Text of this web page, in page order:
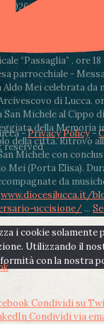
ore 11:30 - Lucca,
Aldo Mei - Viale
murales
Mei curato dal
“Passaglia” . ore
parrocchiale -
Aldo Mei celebrata da
di Lucca.
San Michele al Cippo
della Memoria
della città. Ritrovo
Michele con
Mei (Porta Elisa).
da
www.diocesilucca.it/
uccisione/ ...
Condividi su
Condividi via
-Privacy Policy-
reserved
i cookie solamente
Utilizzando il
con la nostra